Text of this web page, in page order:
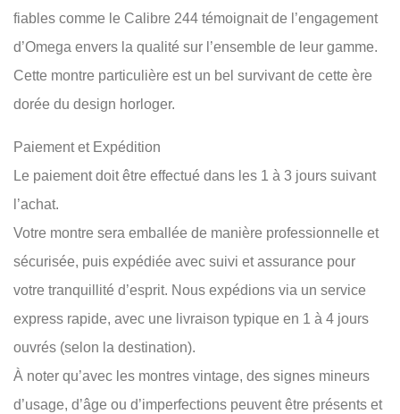
fiables comme le Calibre 244 témoignait de l’engagement
d’Omega envers la qualité sur l’ensemble de leur gamme.
Cette montre particulière est un bel survivant de cette ère
dorée du design horloger.
Paiement et Expédition
Le paiement doit être effectué dans les 1 à 3 jours suivant
l’achat.
Votre montre sera emballée de manière professionnelle et
sécurisée, puis expédiée avec suivi et assurance pour
votre tranquillité d’esprit. Nous expédions via un service
express rapide, avec une livraison typique en 1 à 4 jours
ouvrés (selon la destination).
À noter qu’avec les montres vintage, des signes mineurs
d’usage, d’âge ou d’imperfections peuvent être présents et